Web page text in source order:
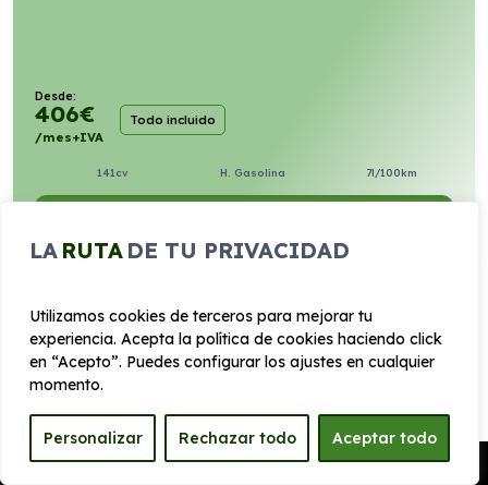
LA RUTA DE TU PRIVACIDAD
Utilizamos cookies de terceros para mejorar tu
experiencia. Acepta la política de cookies haciendo click
en “Acepto”. Puedes configurar los ajustes en cualquier
momento.
Personalizar Rechazar todo Aceptar todo
Desde:
406€
/mes+IVA
Todo incluido
141cv H. Gasolina 7l/100km
RENAULT AUSTRAL 1.3 TCE MILD HYBRID
TECHNO 150CV
Automático
Pedir Presupuesto